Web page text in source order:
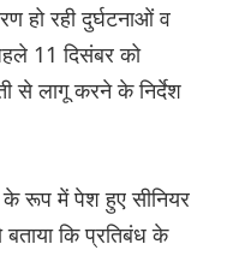
हो रही दुर्घटनाओं व
11 दिसंबर को
से लागू करने के निर्देश
के रूप में पेश हुए सीनियर
कि प्रतिबंध के